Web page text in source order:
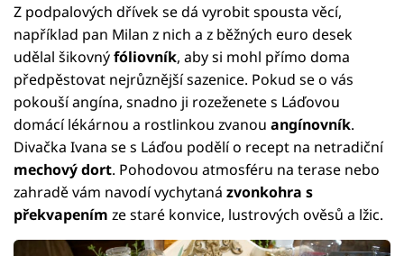
Z podpalových dřívek se dá vyrobit spousta věcí,
například pan Milan z nich a z běžných euro desek
udělal šikovnýfóliovník, aby si mohl přímo doma
předpěstovat nejrůznější sazenice. Pokud se o vás
pokouší angína, snadno ji rozeženete s Láďovou
domácí lékárnou a rostlinkou zvanou angínovník.
Divačka Ivana se s Láďou podělí o recept na netradiční
mechový dort. Pohodovou atmosféru na terase nebo
zahradě vám navodí vychytaná zvonkohra s
překvapením ze staré konvice, lustrových ověsů a lžic.